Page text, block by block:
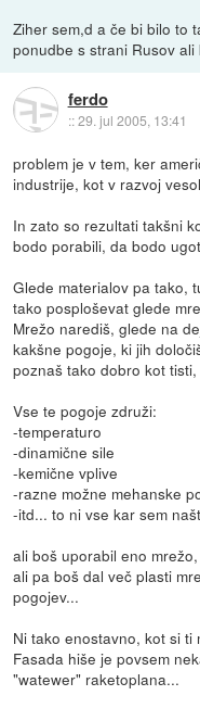
Ziher sem,d a če bi bilo to
ponudbe s strani Rusov
ferdo
::29. jul 2005, 13:41
problem je v tem, ker
industrije, kot v razvoj
In zato so rezultati takšni
bodo porabili, da bodo
Glede materialov pa tako,
tako posploševat glede
Mrežo narediš, glede na
kakšne pogoje, ki jih
poznaš tako dobro kot
Vse te pogoje združi:
-temperaturo
-dinamične sile
-kemične vplive
-razne možne mehanske
-itd... to ni vse kar sem
ali boš uporabil eno
ali pa boš dal več plasti
pogojev...
Ni tako enostavno, kot si ti
Fasada hiše je povsem
"watewer" raketoplana...